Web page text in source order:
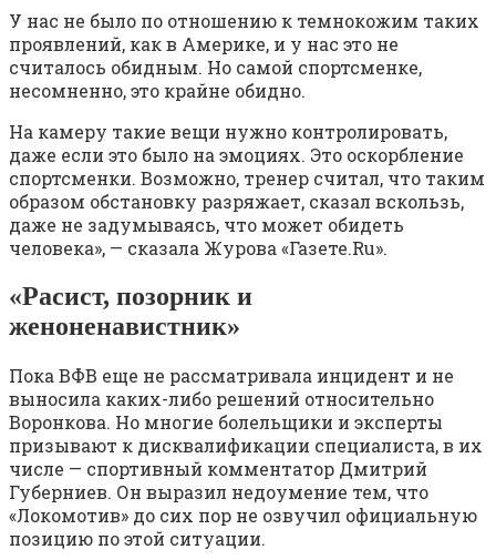
У нас не было по отношению к темнокожим таких
проявлений, как в Америке, и у нас это не
считалось обидным. Но самой спортсменке,
несомненно, это крайне обидно.
На камеру такие вещи нужно контролировать,
даже если это было на эмоциях. Это оскорбление
спортсменки. Возможно, тренер считал, что таким
образом обстановку разряжает, сказал вскользь,
даже не задумываясь, что может обидеть
человека», — сказала Журова «Газете.Ru».
«Расист, позорник и
женоненавистник»
Пока ВФВ еще не рассматривала инцидент и не
выносила каких-либо решений относительно
Воронкова. Но многие болельщики и эксперты
призывают к дисквалификации специалиста, в их
числе — спортивный комментатор Дмитрий
Губерниев. Он выразил недоумение тем, что
«Локомотив» до сих пор не озвучил официальную
позицию по этой ситуации.